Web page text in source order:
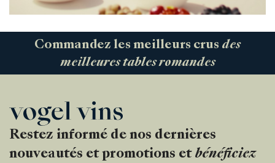
Commandez les meilleurs crus des
meilleures tables romandes
Restez informé de nos dernières
nouveautés et promotions et bénéficiez